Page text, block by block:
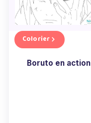
Colorier
Boruto en action